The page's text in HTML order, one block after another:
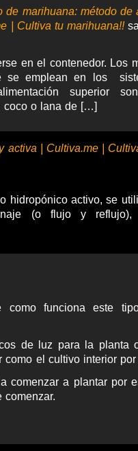
de marihuana: método de
| Cultiva tu marihuana!!
en el contenedor. Los
se emplean en los
superior
coco o lana de […]
activa | Cultiva.me |
hidropónico activo, se
(o flujo y
como funciona este
de luz para la planta
como el cultivo interior
comenzar a plantar por
comenzar.